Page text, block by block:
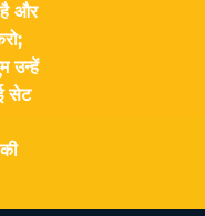
और
उन्हें
सेट